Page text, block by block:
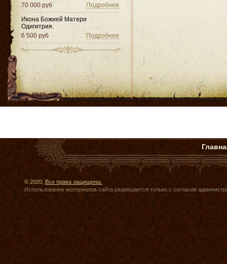
Подробнее
70 000 руб
Икона Божией Матери
Одигитрия.
Подробнее
6 500 руб
© 2020, Все права защищены.
Использование материалов сайта разрешается только с согласия